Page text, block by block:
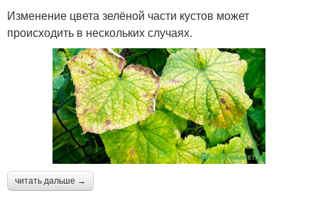
Изменение цвета зелёной части кустов может
происходить в нескольких случаях.
читать дальше →